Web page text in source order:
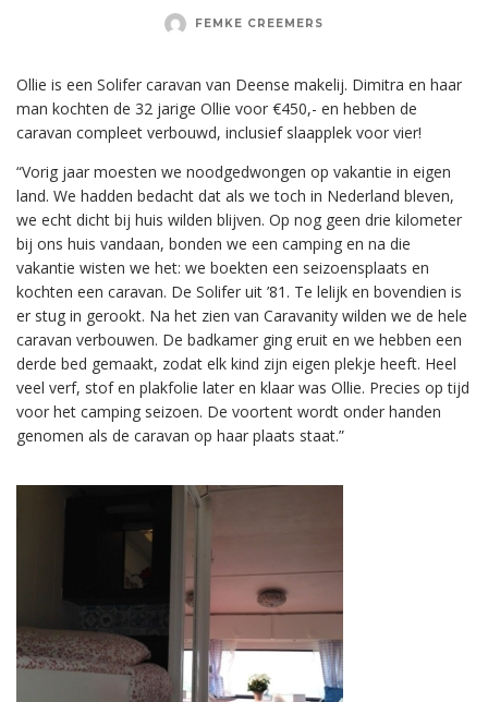
FEMKE CREEMERS
Ollie is een Solifer caravan van Deense makelij. Dimitra en haar
man kochten de 32 jarige Ollie voor €450,- en hebben de
caravan compleet verbouwd, inclusief slaapplek voor vier!
“Vorig jaar moesten we noodgedwongen op vakantie in eigen
land. We hadden bedacht dat als we toch in Nederland bleven,
we echt dicht bij huis wilden blijven. Op nog geen drie kilometer
bij ons huis vandaan, bonden we een camping en na die
vakantie wisten we het: we boekten een seizoensplaats en
kochten een caravan. De Solifer uit ’81. Te lelijk en bovendien is
er stug in gerookt. Na het zien van Caravanity wilden we de hele
caravan verbouwen. De badkamer ging eruit en we hebben een
derde bed gemaakt, zodat elk kind zijn eigen plekje heeft. Heel
veel verf, stof en plakfolie later en klaar was Ollie. Precies op tijd
voor het camping seizoen. De voortent wordt onder handen
genomen als de caravan op haar plaats staat.”